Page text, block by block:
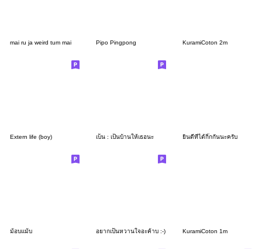
mai ru ja weird tum mai Pipo Pingpong KuramiCoton 2m
Extern life (boy) เบ็น : เป็นบ้านให้เธอนะ ยินดีที่ได้กิ๊กกันนะครับ
ม้อบแม้บ อยากเป็นหวานใจอะค้าบ :-) KuramiCoton 1m